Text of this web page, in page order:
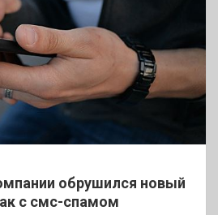
обрушился новый
с смс-спамом